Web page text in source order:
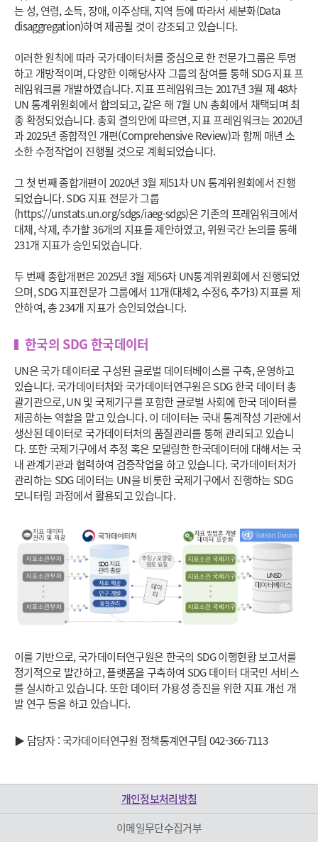
는 성, 연령, 소득, 장애, 이주상태, 지역 등에 따라서 세분화(Data
disaggregation)하여 제공될 것이 강조되고 있습니다.
이러한 원칙에 따라 국가데이터처를 중심으로 한 전문가그룹은 투명
하고 개방적이며, 다양한 이해당사자 그룹의 참여를 통해 SDG 지표 프
레임워크를 개발하였습니다. 지표 프레임워크는 2017년 3월 제 48차
UN 통계위원회에서 합의되고, 같은 해 7월 UN 총회에서 채택되며 최
종 확정되었습니다. 총회 결의안에 따르면, 지표 프레임워크는 2020년
과 2025년 종합적인 개편(Comprehensive Review)과 함께 매년 소
소한 수정작업이 진행될 것으로 계획되었습니다.
그 첫 번째 종합개편이 2020년 3월 제51차 UN 통계위원회에서 진행
되었습니다. SDG 지표 전문가 그룹
(https://unstats.un.org/sdgs/iaeg-sdgs)은 기존의 프레임워크에서
대체, 삭제, 추가할 36개의 지표를 제안하였고, 위원국간 논의를 통해
231개 지표가 승인되었습니다.
두 번째 종합개편은 2025년 3월 제56차 UN통계위원회에서 진행되었
으며, SDG 지표전문가 그룹에서 11개(대체2, 수정6, 추가3) 지표를 제
안하여, 총 234개 지표가 승인되었습니다.
한국의 SDG 한국데이터
UN은 국가 데이터로 구성된 글로벌 데이터베이스를 구축, 운영하고
있습니다. 국가데이터처와 국가데이터연구원은 SDG 한국 데이터 총
괄기관으로, UN 및 국제기구를 포함한 글로벌 사회에 한국 데이터를
제공하는 역할을 맡고 있습니다. 이 데이터는 국내 통계작성 기관에서
생산된 데이터로 국가데이터처의 품질관리를 통해 관리되고 있습니
다. 또한 국제기구에서 추정 혹은 모델링한 한국데이터에 대해서는 국
내 관계기관과 협력하여 검증작업을 하고 있습니다. 국가데이터처가
관리하는 SDG 데이터는 UN을 비롯한 국제기구에서 진행하는 SDG
모니터링 과정에서 활용되고 있습니다.
이를 기반으로, 국가데이터연구원은 한국의 SDG 이행현황 보고서를
정기적으로 발간하고, 플랫폼을 구축하여 SDG 데이터 대국민 서비스
를 실시하고 있습니다. 또한 데이터 가용성 증진을 위한 지표 개선 개
발 연구 등을 하고 있습니다.
▶ 담당자 : 국가데이터연구원 정책통계연구팀 042-366-7113
개인정보처리방침
이메일무단수집거부